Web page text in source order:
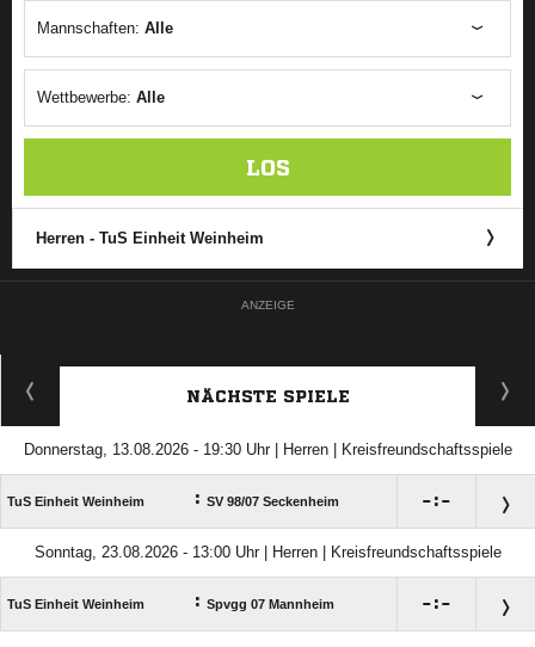
Mannschaften: Alle
Wettbewerbe: Alle
LOS
Herren - TuS Einheit Weinheim
ANZEIGE
NÄCHSTE SPIELE
Donnerstag, 13.08.2026 - 19:30 Uhr | Herren | Kreisfreundschaftsspiele
TuS Einheit Weinheim : SV 98/​07 Seckenheim :
Sonntag, 23.08.2026 - 13:00 Uhr | Herren | Kreisfreundschaftsspiele
TuS Einheit Weinheim : Spvgg 07 Mannheim :